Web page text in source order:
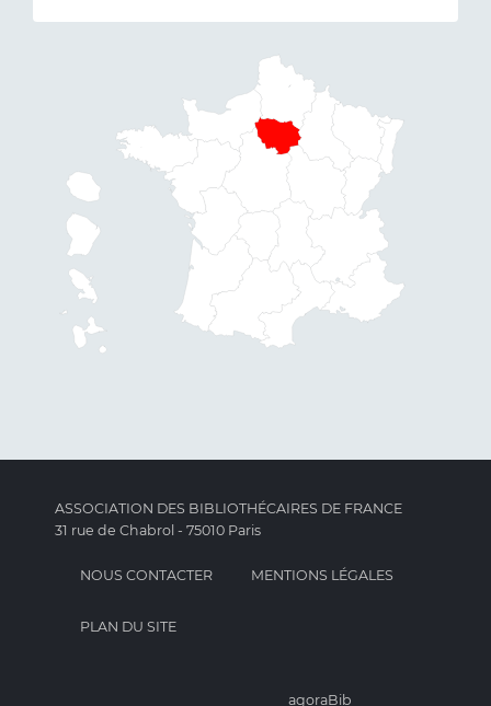
ASSOCIATION DES BIBLIOTHÉCAIRES DE FRANCE
31 rue de Chabrol - 75010 Paris
NOUS CONTACTER MENTIONS LÉGALES
PLAN DU SITE
agoraBib